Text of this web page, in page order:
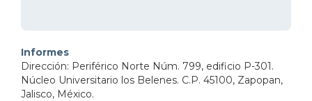
Informes
Dirección: Periférico Norte Núm. 799, edificio P-301.
Núcleo Universitario los Belenes. C.P. 45100, Zapopan,
Jalisco, México.